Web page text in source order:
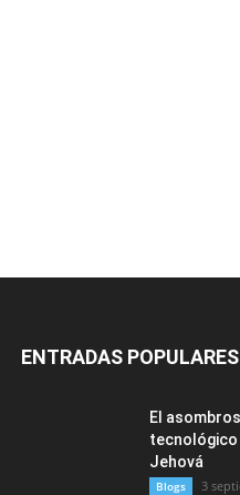
ENTRADAS POPULARES
El
Jehová
Blogs 3